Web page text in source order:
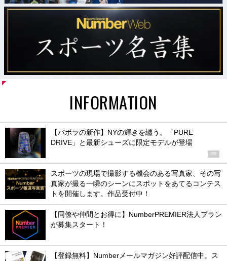
INFORMATION
【バボラの新作】NYの輝きを纏う。「PURE
DRIVE」と最新シューズに限定モデルが登場
PR
スポーツの現場で撮影する機会のある写真家、その写
真家が撮る一瞬のシーンにスポットをあてるコンテス
トを開催します。作品受付中！
【同僚や仲間とお得に】NumberPREMIER法人プラン
が募集スタート！
【登録無料】Numberメールマガジン好評配信中。ス